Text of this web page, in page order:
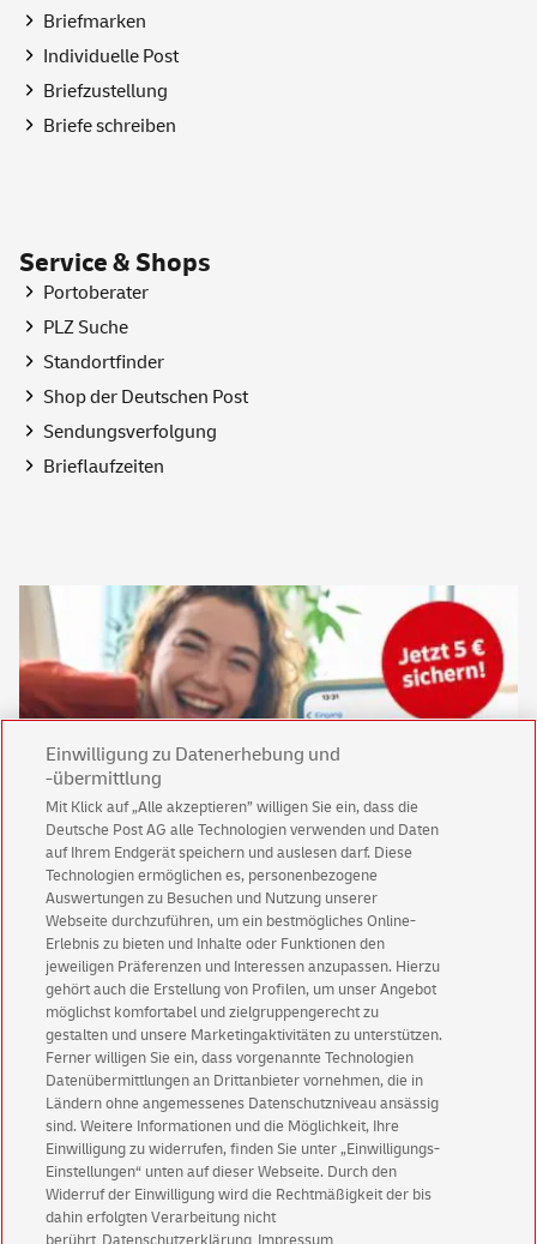
Briefmarken
Individuelle Post
Briefzustellung
Briefe schreiben
Service & Shops
Portoberater
PLZ Suche
Standortfinder
Shopder Deutschen Post
Sendungsverfolgung
Brieflaufzeiten
Keine News mehr verpassen!
Für den Shop-Newsletter anmelden und
Willkommensgutschein für eine Bestellung sichern.
Jetzt anmelden und Rabatt sichern
Kundenservice
Warnung vor gefälschtenE-Mails
Einwilligung zu Datenerhebung und
-übermittlung
Mit Klick auf „Alle akzeptieren” willigen Sie ein, dass die
Deutsche Post AG alle Technologien verwenden und Daten
auf Ihrem Endgerät speichern und auslesen darf. Diese
Technologien ermöglichen es, personenbezogene
Auswertungen zu Besuchen und Nutzung unserer
Webseite durchzuführen, um ein bestmögliches Online-
Erlebnis zu bieten und Inhalte oder Funktionen den
jeweiligen Präferenzen und Interessen anzupassen. Hierzu
gehört auch die Erstellung von Profilen, um unser Angebot
möglichst komfortabel und zielgruppengerecht zu
gestalten und unsere Marketingaktivitäten zu unterstützen.
Ferner willigen Sie ein, dass vorgenannte Technologien
Datenübermittlungen an Drittanbieter vornehmen, die in
Ländern ohne angemessenes Datenschutzniveau ansässig
sind. Weitere Informationen und die Möglichkeit, Ihre
Einwilligung zu widerrufen, finden Sie unter „Einwilligungs-
Einstellungen“ unten auf dieser Webseite. Durch den
Widerruf der Einwilligung wird die Rechtmäßigkeit der bis
dahin erfolgten Verarbeitung nicht